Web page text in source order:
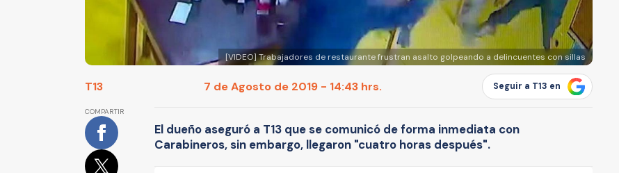
[VIDEO] Trabajadores de restaurante frustran asalto golpeando a delincuentes con sillas
T13 7 de Agosto de 2019 - 14:43 hrs. Seguir a T13 en
COMPARTIR
El dueño aseguró a T13 que se comunicó de forma inmediata con
Carabineros, sin embargo, llegaron "cuatro horas después".